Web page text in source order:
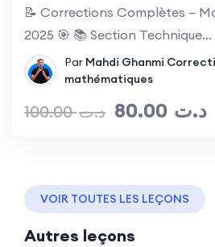
📝 Corrections Complètes –
2025 🎯 📚 Section Technique…
Par Mahdi Ghanmi
mathématiques
100.00د.ت 80.00 د.ت
VOIR TOUTES LES LEÇONS
Autres leçons